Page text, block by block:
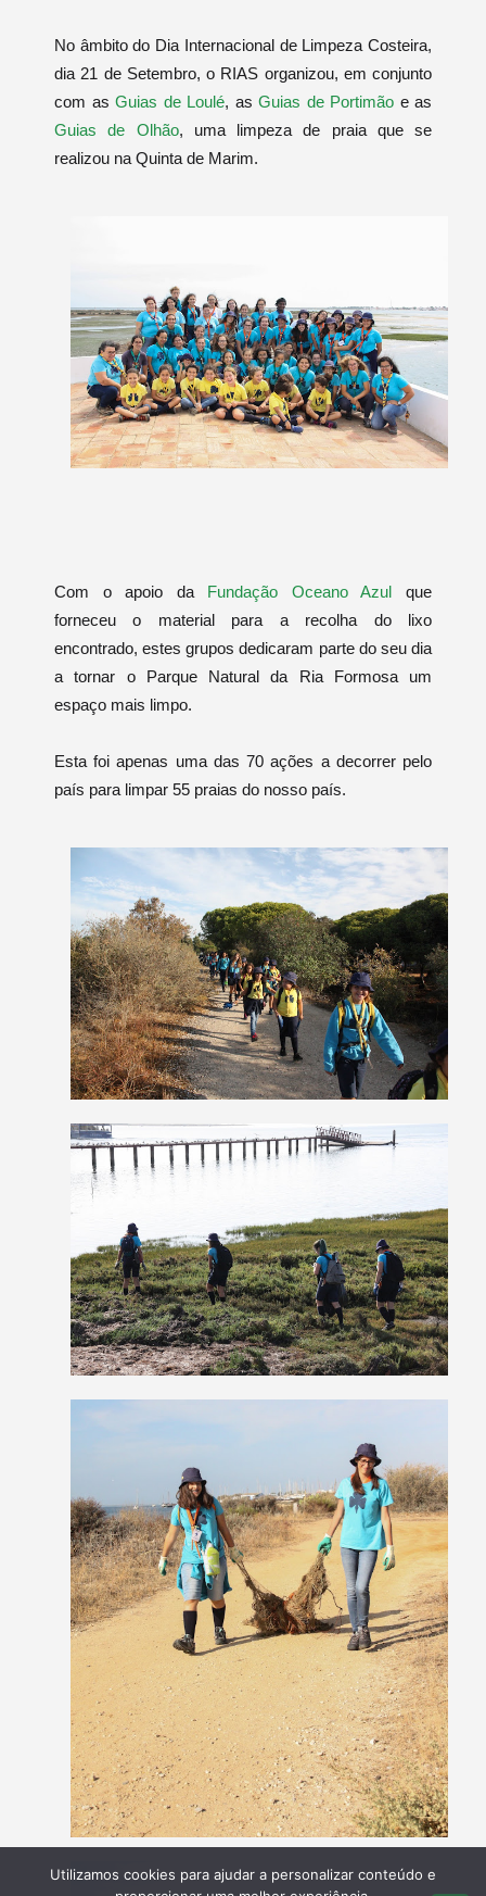
No âmbito do Dia Internacional de Limpeza Costeira,
dia 21 de Setembro, o RIAS organizou, em conjunto
com as Guias de Loulé, as Guias de Portimão e as
Guias de Olhão, uma limpeza de praia
que se
realizou na Quinta de Marim.
Com o apoio da Fundação Oceano Azul que
forneceu o material para a recolha do lixo
encontrado, estes grupos dedicaram parte do seu dia
a tornar o Parque Natural da Ria Formosa um
espaço mais limpo.
Esta foi apenas uma das 70 ações a decorrer pelo
país para limpar 55 praias do nosso país.
Utilizamos cookies para ajudar a personalizar conteúdo e